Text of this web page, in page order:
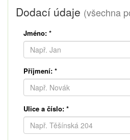
Dodací údaje (všechna
Jméno: *
Příjmení: *
Ulice a číslo: *